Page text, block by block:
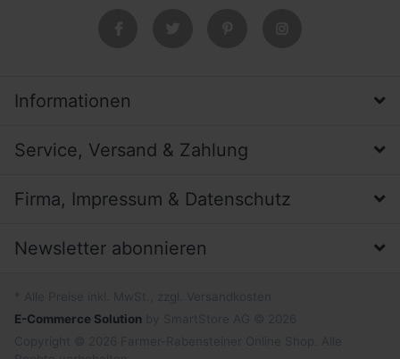
Informationen
Service, Versand & Zahlung
Firma, Impressum & Datenschutz
Newsletter abonnieren
E-Commerce Solution